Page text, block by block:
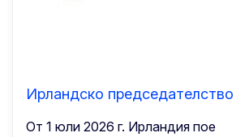
Ирландско председателство
От 1 юли 2026 г. Ирландия пое